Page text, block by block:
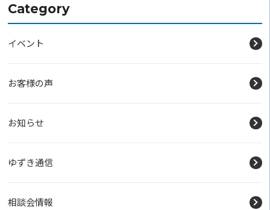
Category
イベント
お客様の声
お知らせ
ゆずき通信
相談会情報